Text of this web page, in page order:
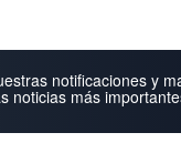
notificaciones y
noticias más